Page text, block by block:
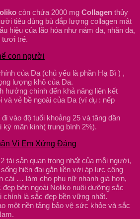
còn chứa 2000 mg Collagen thủy
tiêu dùng bù đắp lượng collagen mât
hiệu của lão hóa như nám da, nhăn da,
tươi trẻ.
con người
của Da (chủ yếu là phần Hạ Bì ) ,
lượng khô của Da.
hưởng chính đến khả năng liên kết
và vẻ bề ngoài của Da (ví dụ : nếp
vào độ tuổi khoảng 25 và tăng dần
kỳ mãn kinh( trung bình 2%).
Vì Em Xứng Đáng
tài sản quan trọng nhất của mỗi người,
hiện đại gắn liền với áp lực công
cái … làm cho phụ nữ nhanh già hơn,
bên ngoài Noliko nuôi dưỡng sắc
là sắc đẹp bền vững nhất.
một nền tảng bảo vệ sức khỏe và sắc